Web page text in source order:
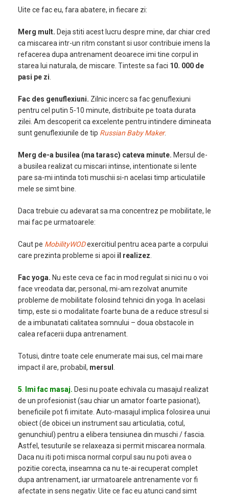
Uite ce fac eu, fara abatere, in fiecare zi:
Merg mult. Deja stiti acest lucru despre mine, dar chiar cred
ca miscarea intr-un ritm constant si usor contribuie imens la
refacerea dupa antrenament deoarece imi tine corpul in
starea lui naturala, de miscare. Tinteste sa faci 10. 000 de
pasi pe zi
Fac des genuflexiuni. Zilnic incerc sa fac genuflexiuni
pentru cel putin 5-10 minute, distribuite pe toata durata
zilei. Am descoperit ca excelente pentru intindere dimineata
sunt genuflexiunile de tip Russian Baby Maker.
Merg de-a busilea (ma tarasc) cateva minute. Mersul de-
a busilea realizat cu miscari intinse, intentionate si lente
pare sa-mi intinda toti muschii si-n acelasi timp articulatiile
mele se simt bine.
Daca trebuie cu adevarat sa ma concentrez pe mobilitate, le
mai fac pe urmatoarele:
Caut pe MobilityWODexercitiul pentru acea parte a corpului
care prezinta probleme si apoi il realizez
Fac yoga. Nu este ceva ce fac in mod regulat si nici nu o voi
face vreodata dar, personal, mi-am rezolvat anumite
probleme de mobilitate folosind tehnici din yoga. In acelasi
timp, este si o modalitate foarte buna de a reduce stresul si
de a imbunatati calitatea somnului – doua obstacole in
calea refacerii dupa antrenament.
Totusi, dintre toate cele enumerate mai sus, cel mai mare
impact il are, probabil, mersul
5 Imi fac masaj. Desi nu poate echivala cu masajul realizat
de un profesionist (sau chiar un amator foarte pasionat),
beneficiile pot fi imitate. Auto-masajul implica folosirea unui
obiect (de obicei un instrument sau articulatia, cotul,
genunchiul) pentru a elibera tensiunea din muschi / fascia.
Astfel, tesuturile se relaxeaza si permit miscarea normala.
Daca nu iti poti misca normal corpul sau nu poti avea o
pozitie corecta, inseamna ca nu te-ai recuperat complet
dupa antrenament, iar urmatoarele antrenamente vor fi
afectate in sens negativ. Uite ce fac eu atunci cand simt